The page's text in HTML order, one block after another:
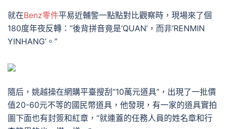
就在Benz零件平易近輔警一點點對比觀察時，現場來了個
180度年夜反轉：“後背拼音竟是‘QUAN’，而非‘RENMIN
YINHANG’。”
隨后，姚越操在網購平臺搜刮“10萬元道具”，出現了一批價
值20-60元不等的國民幣道具，他發現，有一家的道具實拍
圖下面也有封簽和紅章，“就連蓋的任務人員的姓名章和行